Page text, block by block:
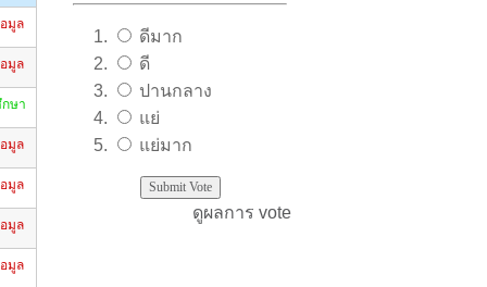
มูล
มูล
ษา
มูล
มูล
มูล
มูล
ดีมาก
ดี
ปานกลาง
แย่
แย่มาก
ดูผลการ vote